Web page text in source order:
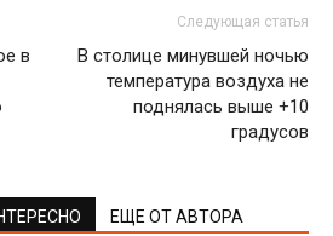
в
Следующая статья
В столице минувшей ночью
температура воздуха не
поднялась выше +10
градусов
ЕЩЕ ОТ АВТОРА